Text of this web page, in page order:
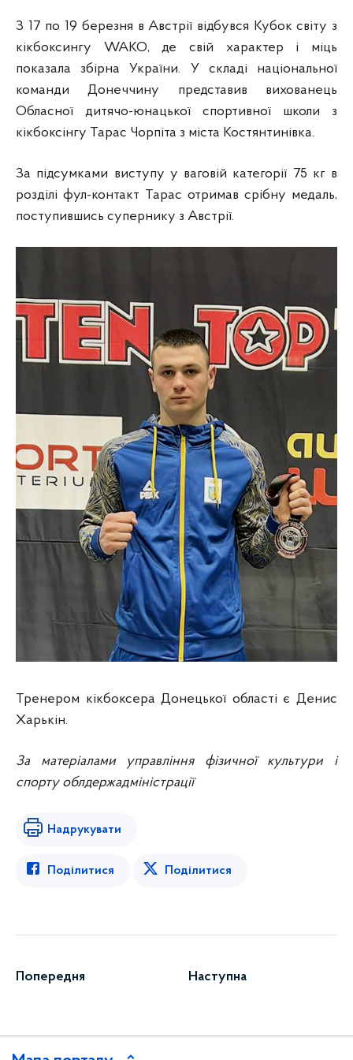
З 17 по 19 березня в Австрії відбувся Кубок світу з
кікбоксингу WAKO, де свій характер і міць
показала збірна України. У складі національної
команди Донеччину представив вихованець
Обласної дитячо-юнацької спортивної школи з
кікбоксінгу Тарас Чорпіта з міста Костянтинівка.
За підсумками виступу у ваговій категорії 75 кг в
розділі фул-контакт Тарас отримав срібну медаль,
поступившись супернику з Австрії.
Тренером кікбоксера Донецької області є Денис
Харькін.
За матеріалами управління фізичної культури і
спорту облдержадміністрації
Надрукувати
Поділитися Поділитися
Попередня Наступна